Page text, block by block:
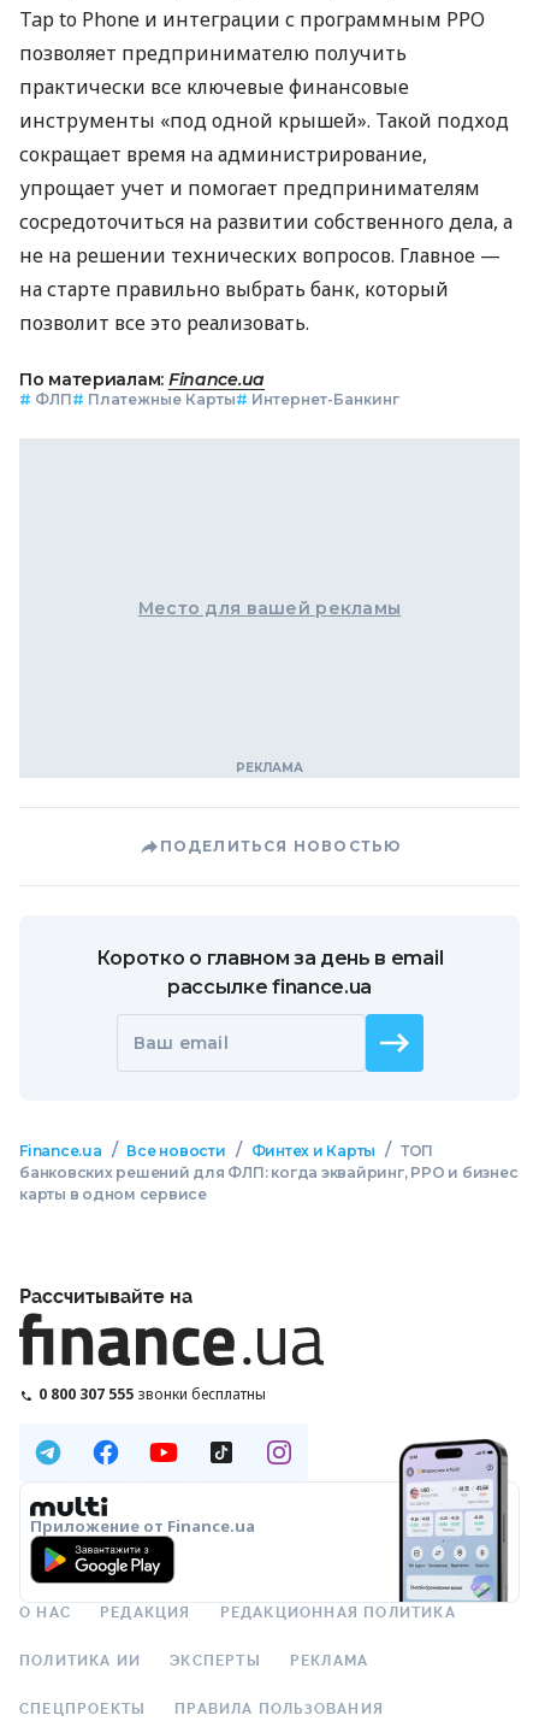
Tap to Phone и интеграции с программным РРО
позволяет предпринимателю получить
практически все ключевые финансовые
инструменты «под одной крышей». Такой подход
сокращает время на администрирование,
упрощает учет и помогает предпринимателям
сосредоточиться на развитии собственного дела, а
не на решении технических вопросов. Главное —
на старте правильно выбрать банк, который
позволит все это реализовать.
По материалам: Finance.ua
# ФЛП# Платежные Карты# Интернет-Банкинг
Место для вашей рекламы
ПОДЕЛИТЬСЯ НОВОСТЬЮ
Коротко о главном за день в email
рассылке finance.ua
Ваш email
Finance.ua / Все новости / Финтех и Карты / ТОП
банковских решений для ФЛП: когда эквайринг, РРО и бизнес
карты в одном сервисе
Рассчитывайте на
0 800 307 555 звонки бесплатны
Приложение от Finance.ua
О НАС РЕДАКЦИЯ РЕДАКЦИОННАЯ ПОЛИТИКА
ПОЛИТИКА ИИ ЭКСПЕРТЫ РЕКЛАМА
СПЕЦПРОЕКТЫ ПРАВИЛА ПОЛЬЗОВАНИЯ